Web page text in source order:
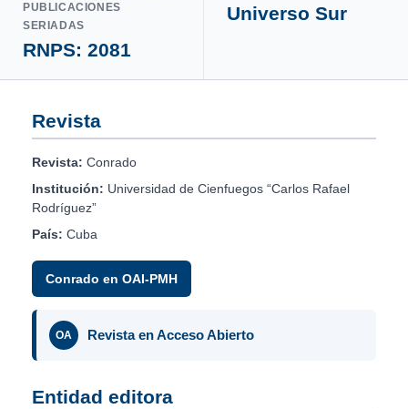
PUBLICACIONES
SERIADAS
RNPS: 2081
Universo Sur
Revista
Revista: Conrado
Institución: Universidad de Cienfuegos “Carlos Rafael
Rodríguez”
País: Cuba
Conrado en OAI-PMH
OA Revista en Acceso Abierto
Entidad editora